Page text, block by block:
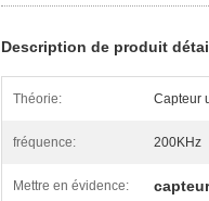
Description de produit
Théorie: Capteur
fréquence: 200KHz
Mettre en évidence: